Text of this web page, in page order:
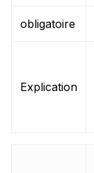
obligatoire
Explication